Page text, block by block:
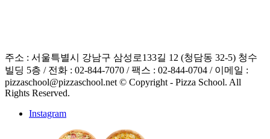
주소 : 서울특별시 강남구 삼성로133길 12 (청담동 32-5) 청수
빌딩 5층 / 전화 : 02-844-7070 / 팩스 : 02-844-0704 / 이메일 :
pizzaschool@pizzaschool.net © Copyright - Pizza School. All
Rights Reserved.
Instagram